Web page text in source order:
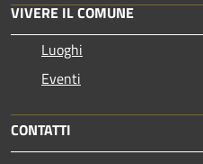
VIVERE IL COMUNE
Luoghi
Eventi
CONTATTI